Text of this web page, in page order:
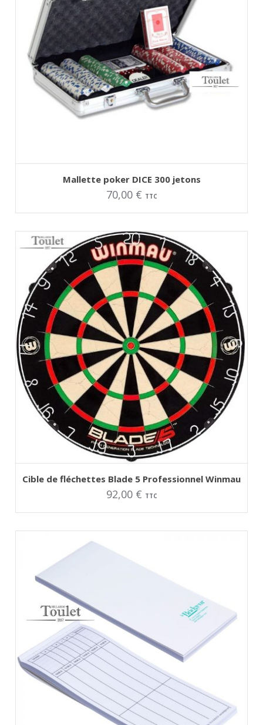
Mallette poker DICE 300 jetons
70,00 € TTC
Cible de fléchettes Blade 5 Professionnel Winmau
92,00 € TTC